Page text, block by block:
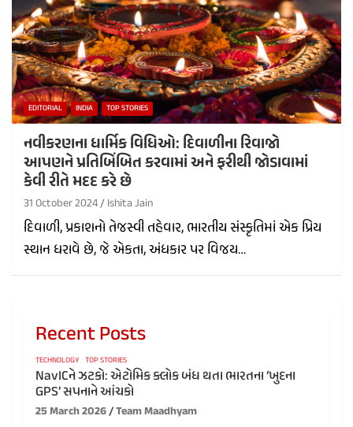
EDITORIAL INDIA TOP STORIES
નવીકરણના ધાર્મિક વિધિઓ: દિવાળીના રિવાજો
આપણને પ્રતિબિંબિત કરવામાં અને ફરીથી જોડાવામાં
કેવી રીતે મદદ કરે છે
31 October 2024 Ishita Jain
દિવાળી, પ્રકાશનો તેજસ્વી તહેવાર, ભારતીય સંસ્કૃતિમાં એક પ્રિય
સ્થાન ધરાવે છે, જે એકતા, અંધકાર પર વિજય…
Recent Posts
TECHNOLOGY TOP STORIES
NavICને ઝટકો: એટોમિક ક્લોક બંધ થતા ભારતના ‘ખુદના
GPS’ સપનાને આંચકો
25 March 2026 Team Maadhyam